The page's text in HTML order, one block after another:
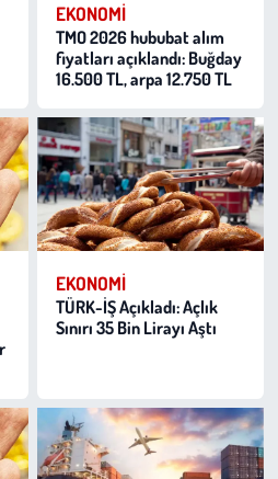
EKONOMI
TMO 2026 hububat alım
fiyatları açıklandı: Buğday
16.500 TL, arpa 12.750 TL
EKONOMI
TÜRK-İŞ Açıkladı: Açlık
Sınırı 35 Bin Lirayı Aştı